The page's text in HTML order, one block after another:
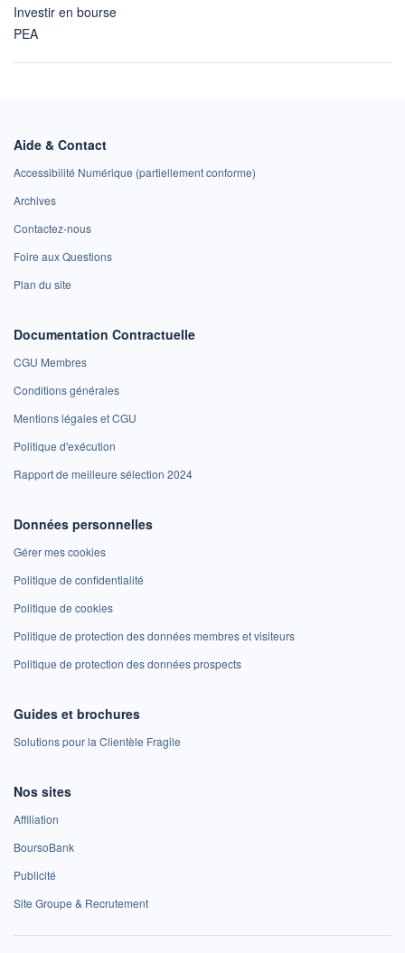
Investir en bourse
PEA
Aide & Contact
Accessibilité Numérique (partiellement conforme)
Archives
Contactez-nous
Foire aux Questions
Plan du site
Documentation Contractuelle
CGU Membres
Conditions générales
Mentions légales et CGU
Politique d'exécution
Rapport de meilleure sélection 2024
Données personnelles
Gérer mes cookies
Politique de confidentialité
Politique de cookies
Politique de protection des données membres et visiteurs
Politique de protection des données prospects
Guides et brochures
Solutions pour la Clientèle Fragile
Nos sites
Affiliation
BoursoBank
Publicité
Site Groupe & Recrutement